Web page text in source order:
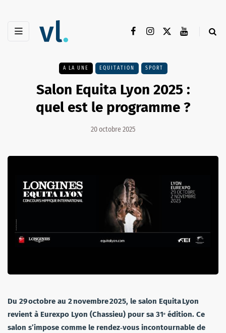
A LA UNE EQUITATION SPORT
Salon Equita Lyon 2025 :
quel est le programme ?
20 octobre 2025
Du 29 octobre au 2 novembre 2025, le salon Equita Lyon
revient à Eurexpo Lyon (Chassieu) pour sa 31ᵉ édition. Ce
salon s’impose comme le rendez‑vous incontournable de